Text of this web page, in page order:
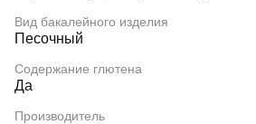
Вид бакалейного изделия
Песочный
Содержание глютена
Да
Производитель